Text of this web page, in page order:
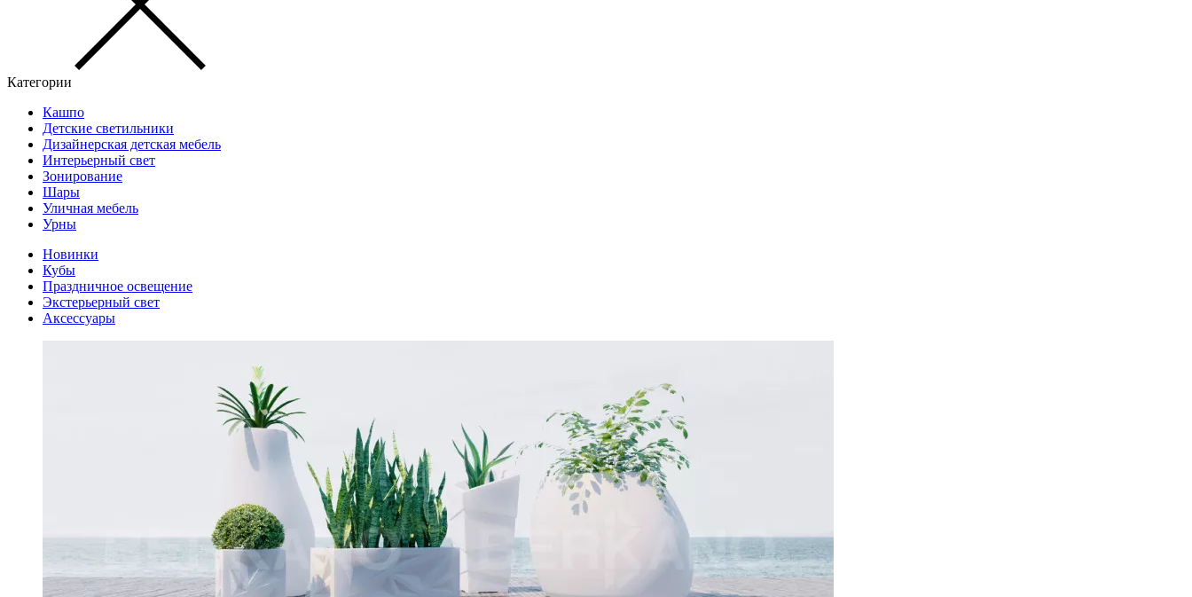
Категории
Кашпо
Детские светильники
Дизайнерская детская мебель
Интерьерный свет
Зонирование
Шары
Уличная мебель
Урны
Новинки
Кубы
Праздничное освещение
Экстерьерный свет
Аксессуары